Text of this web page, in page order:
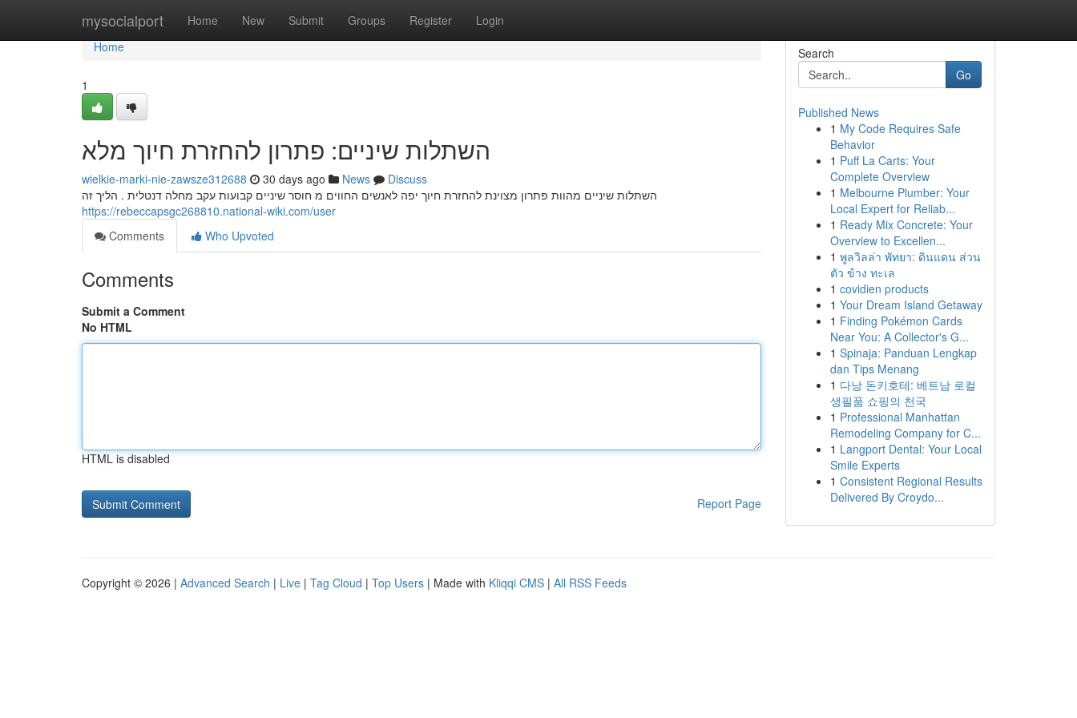
mysocialport Home New Submit Groups Register Login
Home
Home
1
השתלות שיניים: פתרון להחזרת חיוך מלא
wielkie-marki-nie-zawsze312688 30 days ago News
Discuss
השתלות שיניים מהוות פתרון מצוינת להחזרת חיוך יפה לאנשים החווים מ חוסר שיניים קבועות עקב מחלה דנטלית . הליך זה
https://rebeccapsgc268810.national-wiki.com/user
Comments
Who Upvoted
Comments
Submit a Comment
No HTML
HTML is disabled
Report Page
Search
Go
Published News
1 My Code Requires Safe
Behavior
1 Puff La Carts: Your
Complete Overview
1 Melbourne Plumber: Your
Local Expert for Reliab...
1 Ready Mix Concrete: Your
Overview to Excellen...
1 พูลวิลล่า พัทยา: ดินแดน ส่วน
ตัว ข้าง ทะเล
1 covidien products
1 Your Dream Island Getaway
1 Finding Pokémon Cards
Near You: A Collector's G...
1 Spinaja: Panduan Lengkap
dan Tips Menang
1 다낭 돈키호테: 베트남 로컬
생필품 쇼핑의 천국
1 Professional Manhattan
Remodeling Company for C...
1 Langport Dental: Your Local
Smile Experts
1 Consistent Regional Results
Delivered By Croydo...
Copyright © 2026 | Advanced Search | Live | Tag Cloud | Top Users | Made with Kliqqi CMS | All RSS Feeds